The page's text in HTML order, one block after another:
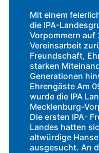
Mit einem
die IPA-
Vorpommern auf
Vereinsarbeit
Freundschaft,
starken
Generationen
Ehrengäste Am
wurde die IPA
Mecklenburg-
Die ersten IPA-
Landes hatten
altwürdige
ausgesucht. An